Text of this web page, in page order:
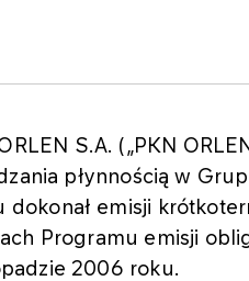
S.A. („PKN ORLEN
płynnością w
dokonał emisji
Programu emisji
2006 roku.